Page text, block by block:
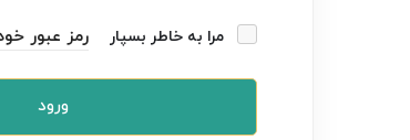
مرا به خاطر بسپار رمز عبور
ورود